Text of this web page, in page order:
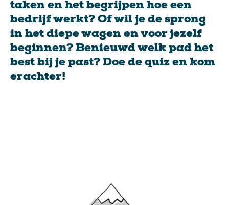
taken en het begrijpen hoe een
bedrijf werkt? Of wil je de sprong
in het diepe wagen en voor jezelf
beginnen? Benieuwd welk pad het
best bij je past? Doe de quiz en kom
erachter!